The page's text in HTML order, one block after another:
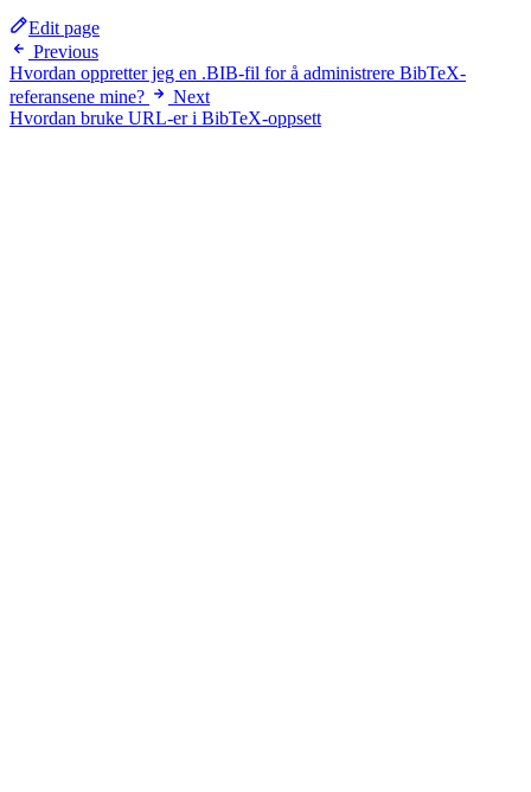
Edit page
Previous
Hvordan oppretter jeg en .BIB-fil for å administrere BibTeX-
referansene mine?
Next
Hvordan bruke URL-er i BibTeX-oppsett